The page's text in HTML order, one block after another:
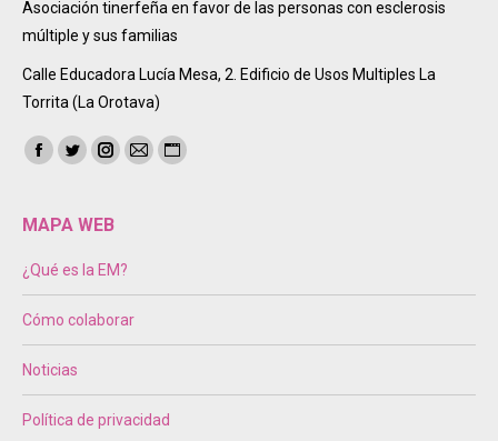
Asociación tinerfeña en favor de las personas con esclerosis
múltiple y sus familias
Calle Educadora Lucía Mesa, 2. Edificio de Usos Multiples La
Torrita (La Orotava)
Encuéntranos en:
Facebook
opens
new
Twitter
opens
new
Instagram
opens
new
Mail Sitio
MAPA WEB
¿Qué es la EM?
Cómo colaborar
Noticias
Política de privacidad